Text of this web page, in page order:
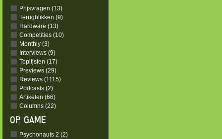
Prijsvragen (13)
Terugblikken (9)
Hardware (13)
Competities (10)
Monthly (3)
Interviews (9)
Toplijsten (17)
Previews (29)
Reviews (1115)
Podcasts (2)
Artikelen (66)
Columns (22)
OP GAME
Psychonauts 2 (2)